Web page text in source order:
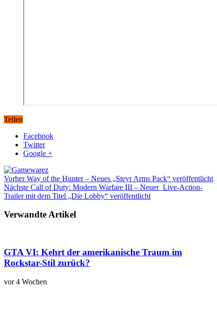
Teilen
Facebook
Twitter
Google +
VorherWay of the Hunter – Neues „Steyr Arms Pack“ veröffentlicht
Nächste Call of Duty: Modern Warfare III – Neuer Live-Action-
Trailer mit dem Titel „Die Lobby“ veröffentlicht
Verwandte Artikel
GTA VI: Kehrt der amerikanische Traum im
Rockstar-Stil zurück?
vor 4 Wochen